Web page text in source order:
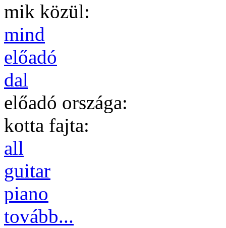
mik közül:
mind
előadó
dal
előadó országa:
kotta fajta:
all
guitar
piano
tovább...